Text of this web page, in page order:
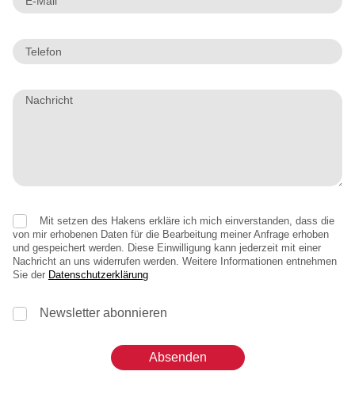
Mit setzen des Hakens erkläre ich mich einverstanden, dass die
von mir erhobenen Daten für die Bearbeitung meiner Anfrage erhoben
und gespeichert werden. Diese Einwilligung kann jederzeit mit einer
Nachricht an uns widerrufen werden. Weitere Informationen entnehmen
Sie der Datenschutzerklärung
Newsletter abonnieren